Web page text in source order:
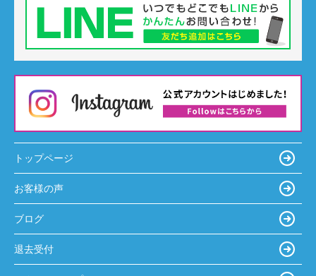
トップページ
お客様の声
ブログ
退去受付